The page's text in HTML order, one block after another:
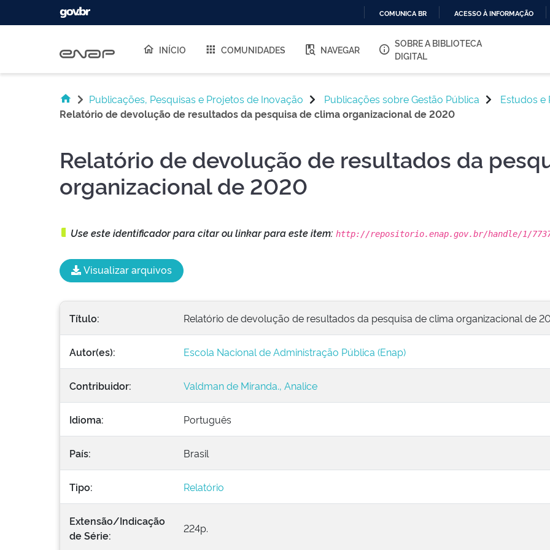
PARA
CONTEÚDO
COMUNICA BR ACESSO À INFORMAÇÃO
INÍCIO COMUNIDADES NAVEGAR
SOBRE A BIBLIOTECA
DIGITAL
Publicações, Pesquisas e Projetos de Inovação Publicações sobre Gestão Pública
Estudos e
Relatório de devolução de resultados da pesquisa de clima organizacional de 2020
Relatório de devolução de resultados da
organizacional de 2020
Use este identificador para citar ou linkar para este item: http://repositorio.enap.gov.br/handle/1/
Visualizar arquivos
Título: Relatório de devolução de resultados da pesquisa de clima organizacional de
Autor(es): Escola Nacional de Administração Pública (Enap)
Contribuidor: Valdman de Miranda., Analice
Idioma: Português
País: Brasil
Tipo: Relatório
Extensão/Indicação
de Série:
224p.